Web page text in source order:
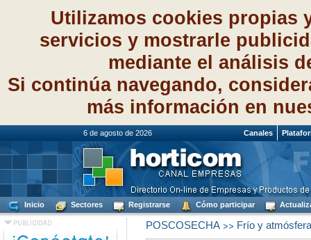
Utilizamos cookies propias
servicios y mostrarle
mediante el análisis
Si continúa navegando,
más información en
6 de agosto de 2026 Canales
Inicio Sectores Registrarse Cómo participar
POSCOSECHA>> Frío y